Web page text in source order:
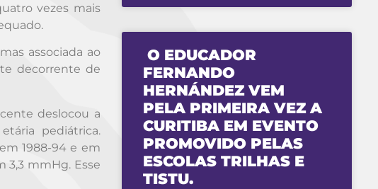
vezes mais
associada ao
decorrente de
deslocou a
pediátrica.
1988-94 e em
3,3 mmHg. Esse
O EDUCADOR
FERNANDO
HERNÁNDEZ VEM
PELA PRIMEIRA VEZ A
CURITIBA EM EVENTO
PROMOVIDO PELAS
ESCOLAS TRILHAS E
TISTU.